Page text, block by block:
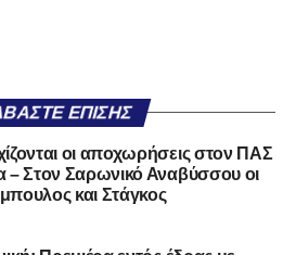
ΕΠΊΣΗΣ
οι αποχωρήσεις στον ΠΑΣ
– Στον Σαρωνικό Αναβύσσου οι
και Στάγκος